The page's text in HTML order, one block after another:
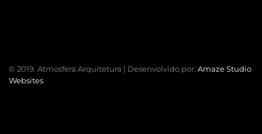
© 2019. Atmosfera Arquitetura | Desenvolvido por: Amaze Studio
Websites